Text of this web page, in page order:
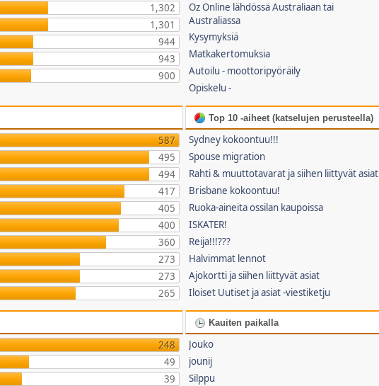
1,302
1,301
944
943
900
Oz Online lähdössä Australiaan tai
Australiassa
Kysymyksiä
Matkakertomuksia
Autoilu - moottoripyöräily
Opiskelu -
587
495
494
417
405
400
360
273
273
265
Top 10 -aiheet (katselujen perusteella)
Sydney kokoontuu!!!
Spouse migration
Rahti & muuttotavarat ja siihen liittyvät asiat
Brisbane kokoontuu!
Ruoka-aineita ossilan kaupoissa
ISKATER!
Reija!!!???
Halvimmat lennot
Ajokortti ja siihen liittyvät asiat
Iloiset Uutiset ja asiat -viestiketju
248
49
39
Kauiten paikalla
Jouko
jounij
Silppu